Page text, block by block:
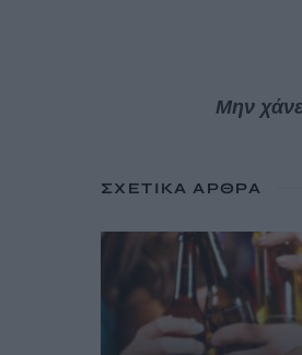
Μην
ΣΧΕΤΙΚΆ ΆΡΘΡΑ